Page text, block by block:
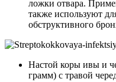
ложки отвара.
также используют
обструктивного
Настой коры ивы и
грамм) с травой